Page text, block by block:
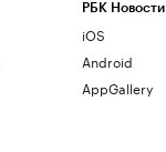
РБК Новости
iOS
Android
AppGallery